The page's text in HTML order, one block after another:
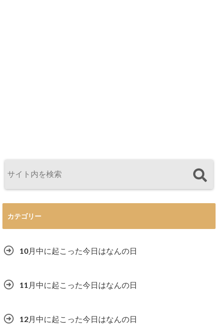
カテゴリー
10月中に起こった今日はなんの日
11月中に起こった今日はなんの日
12月中に起こった今日はなんの日